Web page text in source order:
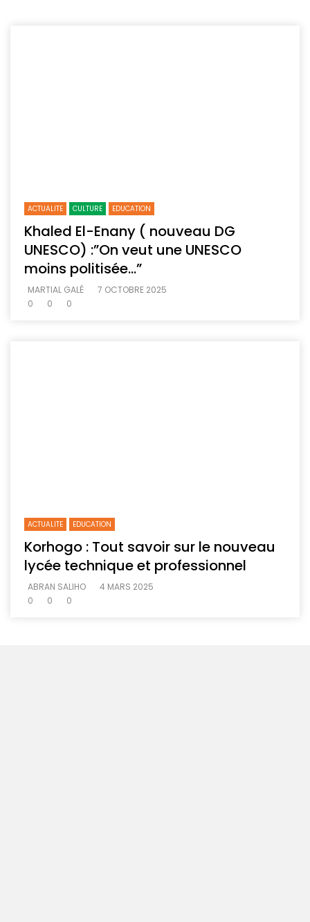
ACTUALITE CULTURE EDUCATION
Khaled El-Enany ( nouveau DG
UNESCO) :”On veut une UNESCO
moins politisée…”
MARTIAL GALÉ
7 OCTOBRE 2025
0
0 0
ACTUALITE EDUCATION
Korhogo : Tout savoir sur le nouveau
lycée technique et professionnel
ABRAN SALIHO
4 MARS 2025
0
0 0